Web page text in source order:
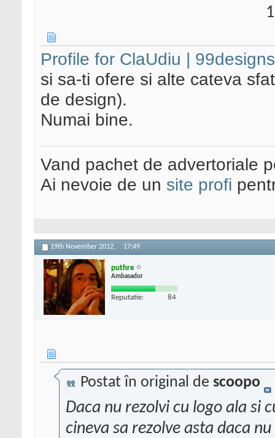
Profile for ClaUdiu | 99designs
si sa-ti ofere si alte cateva
de design).
Numai bine.
Vand pachet de advertoriale
Ai nevoie de un site profi
19th November 2012, 17:49
puthre
Ambasador
Reputatie: 84
Postat în original de scoopo
Daca nu rezolvi cu logo ala si
cineva sa rezolve asta daca